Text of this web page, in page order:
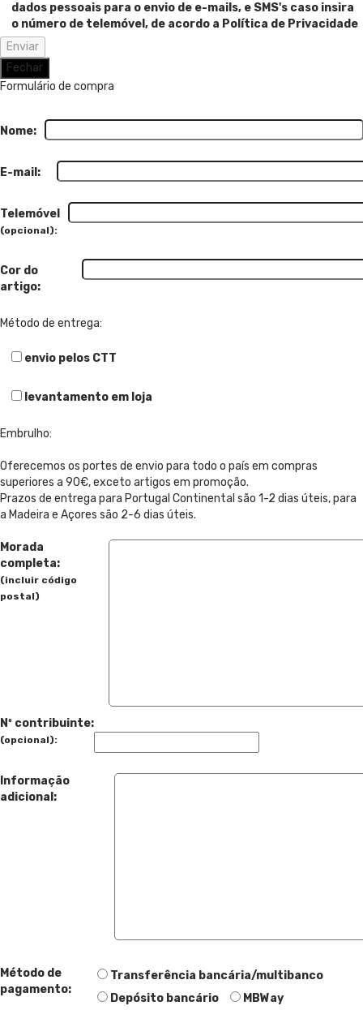
dados pessoais para o envio de e-mails, e SMS's caso insira
o número de telemóvel, de acordo a Política de Privacidade
Fechar
Formulário de compra
Nome:
E-mail:
Telemóvel
(opcional):
Cor do
artigo:
Método de entrega:
envio pelos CTT
levantamento em loja
Embrulho:
Oferecemos os portes de envio para todo o país em compras
superiores a 90€, exceto artigos em promoção.
Prazos de entrega para Portugal Continental são 1-2 dias úteis, para
a Madeira e Açores são 2-6 dias úteis.
Morada
completa:
(incluir código
postal)
Nº contribuinte:
(opcional):
Informação
adicional:
Método de
pagamento:
Transferência bancária/multibanco
Depósito bancário
MBWay